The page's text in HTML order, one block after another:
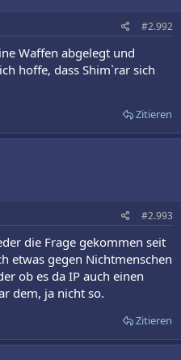
#2.992
Waffen abgelegt und
hoffe, dass Shim`rar sich
Zitieren
#2.993
die Frage gekommen seit
etwas gegen Nichtmenschen
ob es da IP auch einen
dem, ja nicht so.
Zitieren